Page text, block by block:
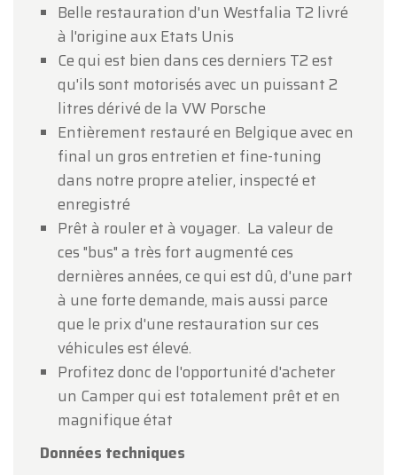
Belle restauration d'un Westfalia T2 livré
à l'origine aux Etats Unis
Ce qui est bien dans ces derniers T2 est
qu'ils sont motorisés avec un puissant 2
litres dérivé de la VW Porsche
Entièrement restauré en Belgique avec en
final un gros entretien et fine-tuning
dans notre propre atelier, inspecté et
enregistré
Prêt à rouler et à voyager. La valeur de
ces "bus" a très fort augmenté ces
dernières années, ce qui est dû, d'une part
à une forte demande, mais aussi parce
que le prix d'une restauration sur ces
véhicules est élevé.
Profitez donc de l'opportunité d'acheter
un Camper qui est totalement prêt et en
magnifique état
Données techniques